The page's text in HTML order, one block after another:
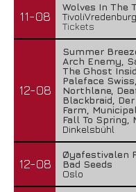
11-08
Wolves In The
Tickets
12-08
Summer
Arch Enemy,
The Ghost
Paleface
Northlane,
Blackbraid,
Farm,
Fall To Spring,
Dinkelsbühl
12-08
Øyafestivalen
Bad Seeds
Oslo